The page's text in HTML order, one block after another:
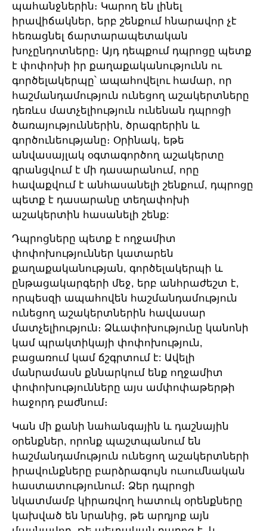
պահանջներին։ Կարող են լինել
իրավիճակներ, երբ շենքում հնարավոր չէ
հեռացնել ճարտարապետական
խոչընդոտները։ Այդ դեպքում դպրոցը պետք
է փոփոխի իր քաղաքականությունն ու
գործելակերպը՝ ապահովելու համար, որ
հաշմանդամություն ունեցող աշակերտները
դեռևս մատչելիություն ունենան դպրոցի
ծառայություններին, ծրագրերին և
գործունեությանը։ Օրինակ, եթե
անվասայլակ օգտագործող աշակերտը
գրանցվում է մի դասարանում, որը
հավաքվում է անհասանելի շենքում, դպրոցը
պետք է դասարանը տեղափոխի
աշակերտին հասանելի շենք:
Դպրոցները պետք է ողջամիտ
փոփոխություններ կատարեն
քաղաքականության, գործելակերպի և
ընթացակարգերի մեջ, երբ անհրաժեշտ է,
որպեսզի ապահովեն հաշմանդամություն
ունեցող աշակերտներին հավասար
մատչելիություն։ Ձևափոխությունը կանոնի
կամ պրակտիկայի փոփոխություն,
բացառում կամ ճշգրտում է: Ավելի
մանրամասն քննարկում ենք ողջամիտ
փոփոխությունները այս ամփոփաթերթի
հաջորդ բաժնում։
Կան մի քանի նահանգային և դաշնային
օրենքներ, որոնք պաշտպանում են
հաշմանդամություն ունեցող աշակերտների
իրավունքները բարձրագույն ուսումնական
հաստատությունում։ Ձեր դպրոցի
նկատմամբ կիրառվող հատուկ օրենքները
կախված են նրանից, թե արդյոք այն